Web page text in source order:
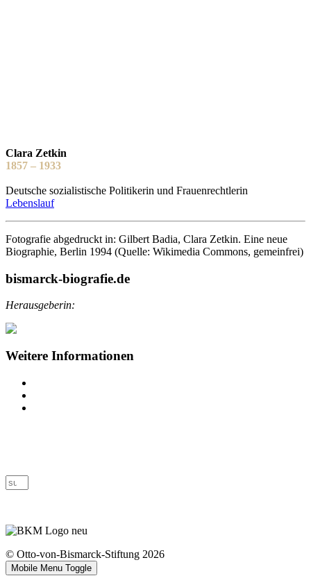
Clara Zetkin
1857 – 1933
Deutsche sozialistische Politikerin und Frauenrechtlerin
Lebenslauf
Fotografie abgedruckt in: Gilbert Badia, Clara Zetkin. Eine neue
Biographie, Berlin 1994 (Quelle: Wikimedia Commons, gemeinfrei)
bismarck-biografie.de
Herausgeberin:
Weitere Informationen
© Otto-von-Bismarck-Stiftung 2026
Mobile Menu Toggle